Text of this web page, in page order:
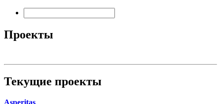
Проекты
Текущие проекты
Asperitas